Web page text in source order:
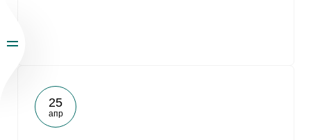
25
апр